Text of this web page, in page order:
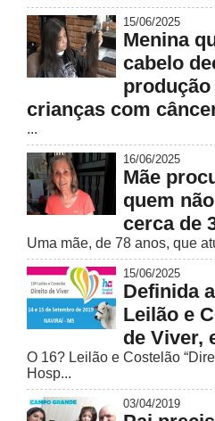
15/06/2025
Menina
cabelo
crianças com
...
16/06/2025
Mãe
quem
cerca de
Uma mãe, de 78 anos, que
15/06/2025
Definida
Leilão e
de Viver,
O 16? Leilão e Costelão
Hosp...
03/04/2019